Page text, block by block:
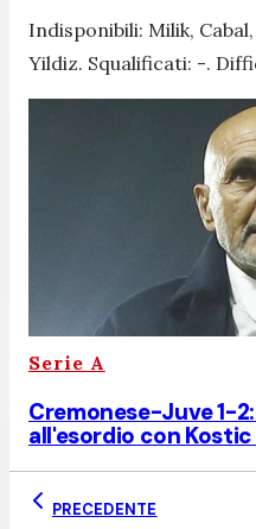
Indisponibili: Milik,
Yildiz. Squalificati: -.
Serie A
Cremonese-Juve 1-
all'esordio con Kostic
PRECEDENTE